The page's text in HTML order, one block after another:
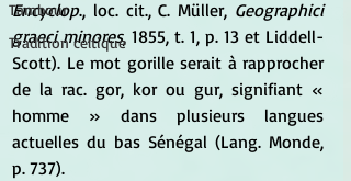
Tambour
Tradition celtique
Encyclop., loc. cit., C. Müller, Geographici
graeci minores, 1855, t. 1, p. 13 et Liddell-
Scott). Le mot gorille serait à rapprocher
de la rac. gor, kor ou gur, signifiant «
homme » dans plusieurs langues
actuelles du bas Sénégal (Lang. Monde,
p. 737).